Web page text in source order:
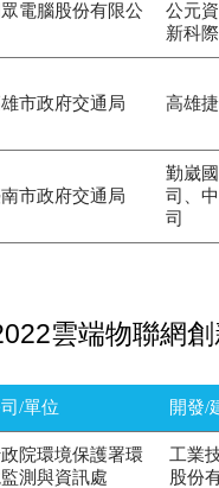
眾電腦股份有限公
公元
新科
市政府交通局 高雄
市政府交通局
勤崴
司、
司
雲端物聯網
/單位 開發/
院環境保護署環
測與資訊處
工業
股份